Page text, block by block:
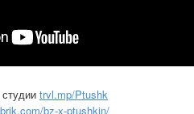
trvl.mp/Ptushk
bz-x-ptushkin/